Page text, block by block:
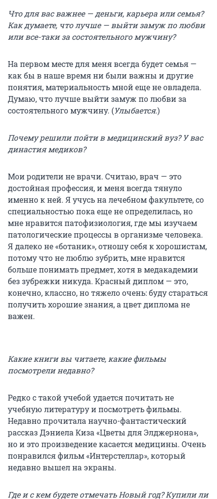
Что для вас важнее — деньги, карьера или семья?
Как думаете, что лучше — выйти замуж по любви
или все-таки за состоятельного мужчину?
На первом месте для меня всегда будет семья —
как бы в наше время ни были важны и другие
понятия, материальность мной еще не овладела.
Думаю, что лучше выйти замуж по любви за
состоятельного мужчину. (Улыбается.)
Почему решили пойти в медицинский вуз? У вас
династия медиков?
Мои родители не врачи. Считаю, врач — это
достойная профессия, и меня всегда тянуло
именно к ней. Я учусь на лечебном факультете, со
специальностью пока еще не определилась, но
мне нравится патофизиология, где мы изучаем
патологические процессы в организме человека.
Я далеко не «ботаник», отношу себя к хорошистам,
потому что не люблю зубрить, мне нравится
больше понимать предмет, хотя в медакадемии
без зубрежки никуда. Красный диплом — это,
конечно, классно, но тяжело очень: буду стараться
получить хорошие знания, а цвет диплома не
важен.
Какие книги вы читаете, какие фильмы
посмотрели недавно?
Редко с такой учебой удается почитать не
учебную литературу и посмотреть фильмы.
Недавно прочитала научно-фантастический
рассказ Дэниела Киза «Цветы для Элджернона»,
но и это произведение касается медицины. Очень
понравился фильм «Интерстеллар», который
недавно вышел на экраны.
Где и с кем будете отмечать Новый год? Купили ли